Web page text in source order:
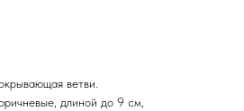
ветви.
длиной до 9 см,